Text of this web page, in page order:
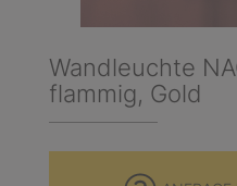
Wandleuchte
flammig, Gold